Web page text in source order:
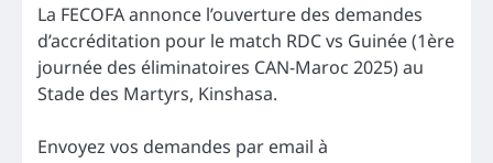
La FECOFA annonce l’ouverture des demandes
d’accréditation pour le match RDC vs Guinée (1ère
journée des éliminatoires CAN-Maroc 2025) au
Stade des Martyrs, Kinshasa.
Envoyez vos demandes par email à